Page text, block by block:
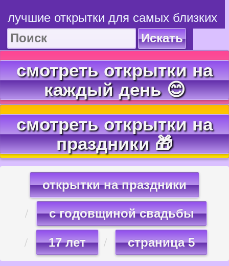
лучшие открытки для самых близких
Искать
смотреть открытки на
каждый день 😊
смотреть открытки на
праздники 🎁
открытки на праздники
с годовщиной свадьбы
17 лет страница 5